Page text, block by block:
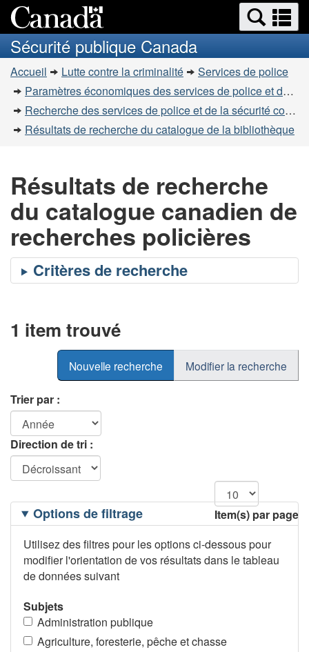
au
contenu
principal
à
la
version
HTML
simplifiée
Recherche
et
menus
et
Sécurité publique Canada
Vous
êtes
ici
Accueil Lutte contre la criminalité
Services de police
Paramètres économiques des services de police et de la sécurité communautaire
Recherche des services de police et de la sécurité communautaire
Résultats de recherche du catalogue de la bibliothèque
Résultats de recherche
du catalogue canadien de
recherches policières
1 item trouvé
Nouvelle recherche Modifier la recherche
Trier par :
Direction de tri :
Item(s) par page
Filtrage
desOptions de filtrage
Utilisez des filtres pour les options ci-dessous pour
modifier l'orientation de vos résultats dans le tableau
de données suivant
Subjets
Administration publique
Agriculture, foresterie, pêche et chasse